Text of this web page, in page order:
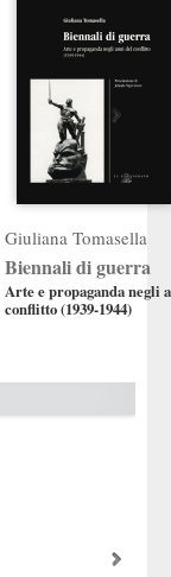
Giuliana Tomasella
Biennali di guerra
Arte e propaganda negli
conflitto (1939-1944)